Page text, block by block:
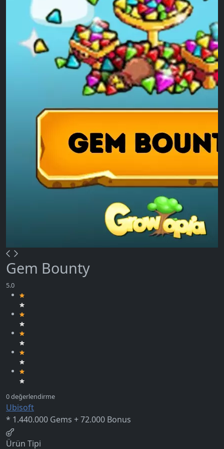
Gem Bounty
Ubisoft
* 1.440.000 Gems + 72.000 Bonus
Ürün Tipi